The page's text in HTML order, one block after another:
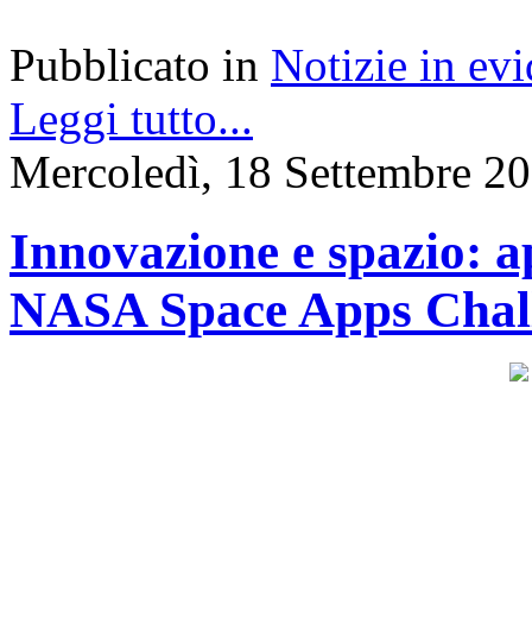
Pubblicato in Notizie in
Leggi tutto...
Mercoledì, 18 Settembre
Innovazione e spazio:
NASA Space Apps